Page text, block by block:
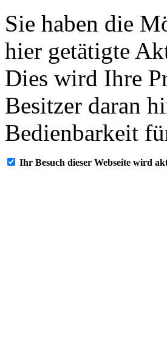
Sie haben die
hier getätigte
Dies wird Ihre
Besitzer daran
Bedienbarkeit
Ihr Besuch dieser Webseite wird